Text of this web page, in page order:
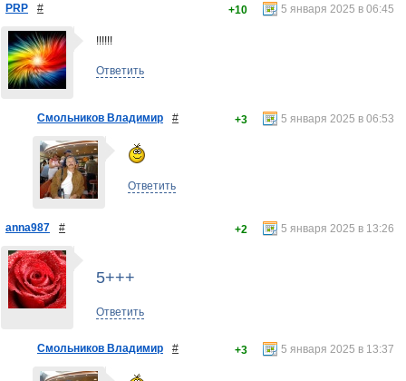
PRP # 5 января 2025 в 06:45
+10
!!!!!!
Ответить
Смольников Владимир # 5 января 2025 в 06:53
+3
Ответить
anna987 # 5 января 2025 в 13:26
+2
5+++
Ответить
Смольников Владимир # 5 января 2025 в 13:37
+3